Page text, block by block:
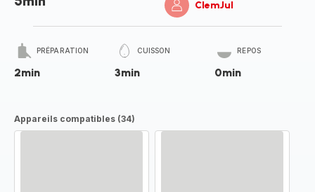
ClemJul
PRÉPARATION
2min
CUISSON
3min
REPOS
0min
Appareils compatibles (34)